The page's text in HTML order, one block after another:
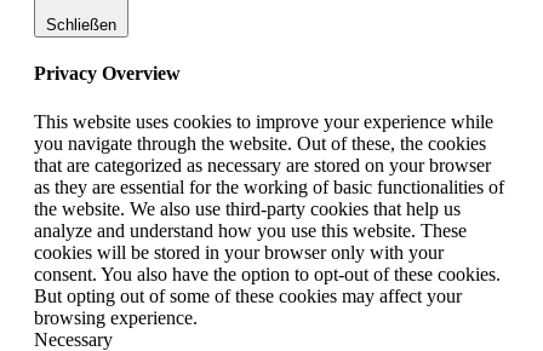
Schließen
Privacy Overview
This website uses cookies to improve your experience while
you navigate through the website. Out of these, the cookies
that are categorized as necessary are stored on your browser
as they are essential for the working of basic functionalities of
the website. We also use third-party cookies that help us
analyze and understand how you use this website. These
cookies will be stored in your browser only with your
consent. You also have the option to opt-out of these cookies.
But opting out of some of these cookies may affect your
browsing experience.
Necessary